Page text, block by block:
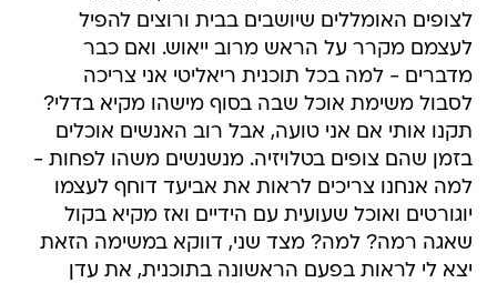
לצופים האומללים שיושבים בבית ורוצים להפיל
לעצמם מקרר על הראש מרוב ייאוש. ואם כבר
מדברים - למה בכל תוכנית ריאליטי אני צריכה
לסבול משימת אוכל שבה בסוף מישהו מקיא בדלי?
תקנו אותי אם אני טועה, אבל רוב האנשים אוכלים
בזמן שהם צופים בטלויזיה. מנשנשים משהו לפחות -
למה אנחנו צריכים לראות את אביעד דוחף לעצמו
יוגורטים ואוכל שעועית עם הידיים ואז מקיא בקול
שאגה רמה? למה? מצד שני, דווקא במשימה הזאת
יצא לי לראות בפעם הראשונה בתוכנית, את עדן